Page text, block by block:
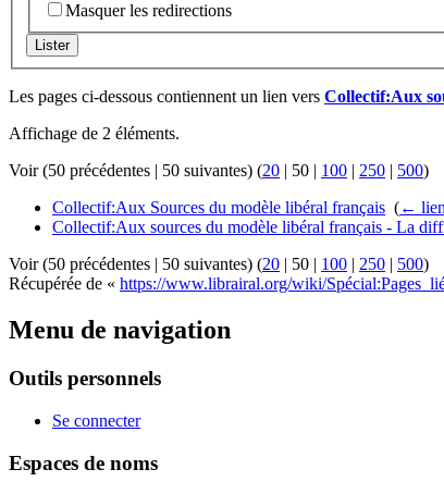
Masquer les redirections
Lister
Les pages ci-dessous contiennent un lien vers Collectif:Aux
Affichage de 2 éléments.
Voir (50 précédentes | 50 suivantes) (20 | 50 | 100 | 250 | 500)
Collectif:Aux Sources du modèle libéral français (←
Collectif:Aux sources du modèle libéral français - La
Voir (50 précédentes | 50 suivantes) (20 | 50 | 100 | 250 | 500)
Récupérée de « https://www.librairal.org/wiki/
Menu de navigation
Outils personnels
Se connecter
Espaces de noms